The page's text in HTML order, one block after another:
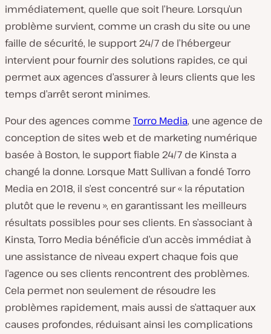
immédiatement, quelle que soit l’heure. Lorsqu’un
problème survient, comme un crash du site ou une
faille de sécurité, le support 24/7 de l’hébergeur
intervient pour fournir des solutions rapides, ce qui
permet aux agences d’assurer à leurs clients que les
temps d’arrêt seront minimes.
Pour des agences comme Torro Media, une agence de
conception de sites web et de marketing numérique
basée à Boston, le support fiable 24/7 de Kinsta a
changé la donne. Lorsque Matt Sullivan a fondé Torro
Media en 2018, il s’est concentré sur « la réputation
plutôt que le revenu », en garantissant les meilleurs
résultats possibles pour ses clients. En s’associant à
Kinsta, Torro Media bénéficie d’un accès immédiat à
une assistance de niveau expert chaque fois que
l’agence ou ses clients rencontrent des problèmes.
Cela permet non seulement de résoudre les
problèmes rapidement, mais aussi de s’attaquer aux
causes profondes, réduisant ainsi les complications